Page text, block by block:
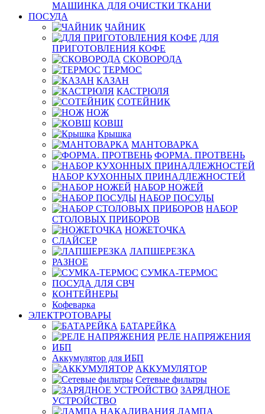
МАШИНКА ДЛЯ ОЧИСТКИ ТКАНИ
ПОСУДА
ЧАЙНИК
ДЛЯ
ПРИГОТОВЛЕНИЯ КОФЕ
СКОВОРОДА
ТЕРМОС
КАЗАН
КАСТРЮЛЯ
СОТЕЙНИК
НОЖ
КОВШ
Крышка
МАНТОВАРКА
ФОРМА. ПРОТВЕНЬ
НАБОР КУХОННЫХ ПРИНАДЛЕЖНОСТЕЙ
НАБОР НОЖЕЙ
НАБОР ПОСУДЫ
НАБОР
СТОЛОВЫХ ПРИБОРОВ
НОЖЕТОЧКА
СЛАЙСЕР
ЛАПШЕРЕЗКА
РАЗНОЕ
СУМКА-ТЕРМОС
ПОСУДА ДЛЯ СВЧ
КОНТЕЙНЕРЫ
Кофеварка
ЭЛЕКТРОТОВАРЫ
БАТАРЕЙКА
РЕЛЕ НАПРЯЖЕНИЯ
ИБП
Аккумулятор для ИБП
АККУМУЛЯТОР
Сетевые фильтры
ЗАРЯДНОЕ
УСТРОЙСТВО
ЛАМПА